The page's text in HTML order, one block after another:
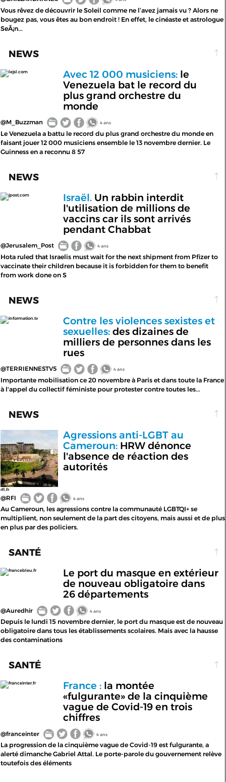
Vous rêvez de découvrir le Soleil comme ne l’avez jamais vu ? Alors ne
bougez pas, vous êtes au bon endroit ! En effet, le cinéaste et astrologue
SeÃ¡n...
NEWS
lejsl.com Avec 12 000 musiciens:le
Venezuela bat le record du
plus grand orchestre du
monde
@M_Buzzman 4 ans
Le Venezuela a battu le record du plus grand orchestre du monde en
faisant jouer 12 000 musiciens ensemble le 13 novembre dernier. Le
Guinness en a reconnu 8 57
NEWS
jpost.com Israël.Un rabbin interdit
l'utilisation de millions de
vaccins car ils sont arrivés
pendant Chabbat
@Jerusalem_Post 4 ans
Hota ruled that Israelis must wait for the next shipment from Pfizer to
vaccinate their children because it is forbidden for them to benefit
from work done on S
NEWS
information.tv
Contre les violences sexistes et
sexuelles:des dizaines de
milliers de personnes dans les
rues
@TERRIENNESTV5 4 ans
Importante mobilisation ce 20 novembre à Paris et dans toute la France
à l'appel du collectif féministe pour protester contre toutes les...
NEWS
rfi.fr
Agressions anti-LGBT au
Cameroun:HRW dénonce
l'absence de réaction des
autorités
@RFI 4 ans
Au Cameroun, les agressions contre la communauté LGBTQI+ se
multiplient, non seulement de la part des citoyens, mais aussi et de plus
en plus par des policiers.
SANTÉ
francebleu.fr
Le port du masque en extérieur
de nouveau obligatoire dans
26 départements
@Auredhir 4 ans
Depuis le lundi 15 novembre dernier, le port du masque est de nouveau
obligatoire dans tous les établissements scolaires. Mais avec la hausse
des contaminations
SANTÉ
franceinter.fr France :la montée
«fulgurante» de la cinquième
vague de Covid-19 en trois
chiffres
@franceinter 4 ans
La progression de la cinquième vague de Covid-19 est fulgurante, a
alerté dimanche Gabriel Attal. Le porte-parole du gouvernement relève
toutefois des éléments